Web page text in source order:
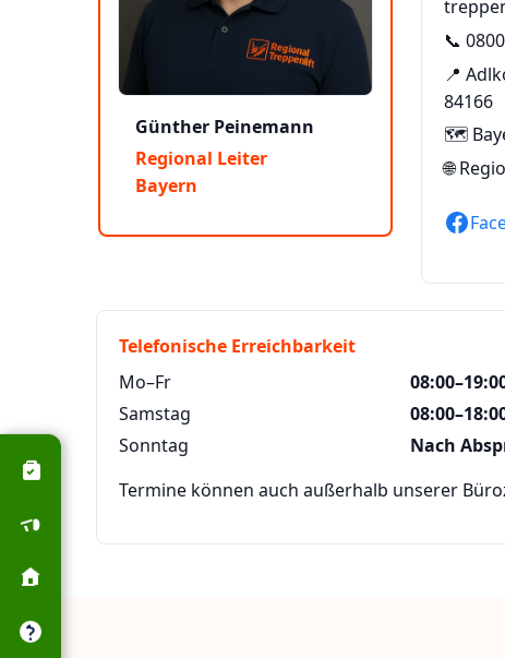
Günther Peinemann
Regional Leiter
Bayern
📞
📍
84166
🗺️
🌐
Telefonische Erreichbarkeit
Mo–Fr
Samstag
Sonntag
Nach
Termine können auch außerhalb unserer